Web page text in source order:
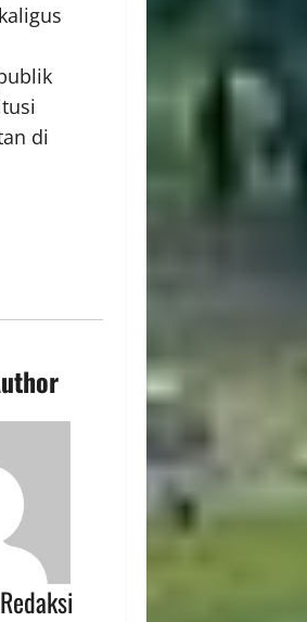
di